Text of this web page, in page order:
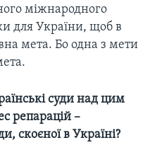
міжнародного
для України, щоб в
мета. Бо одна з мети
суди над цим
репарацій –
скоєної в Україні?